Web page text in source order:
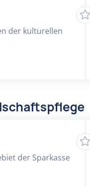
der kulturellen
der Sparkasse